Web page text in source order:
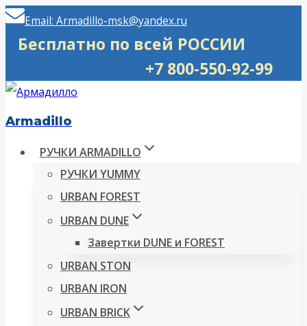
Перейти
Email: Armadillo-msk@yandex.ru
Бесплатно по всей РОССИИ
+7 800-550-92-99
Armadillo
РУЧКИ ARMADILLO
РУЧКИ YUMMY
URBAN FOREST
URBAN DUNE
Завертки DUNE и FOREST
URBAN STON
URBAN IRON
URBAN BRICK